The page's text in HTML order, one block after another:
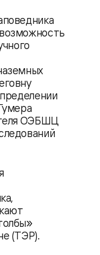
ОЭБШЦ
(ТЭР).